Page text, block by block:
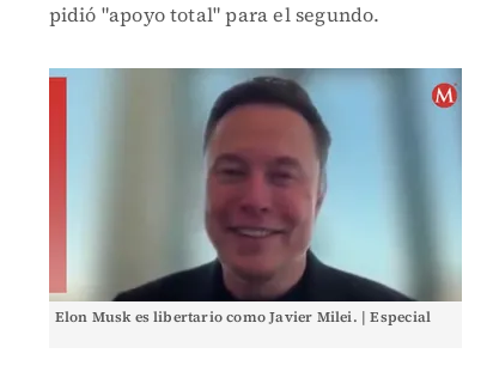
pidió "apoyo total" para el segundo.
Elon Musk es libertario como Javier Milei. | Especial